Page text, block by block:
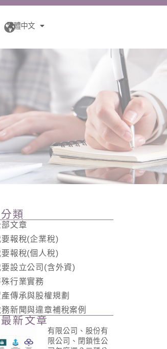
繁體中文
類
部文章
要報稅(企業稅)
要報稅(個人稅)
要設立公司(含外資)
殊行業實務
傳承與股權規劃
新聞與違章補稅案例
新文章
有限公司、股份有
限公司、閉鎖性公